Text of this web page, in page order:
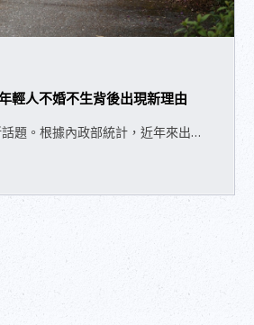
輕人不婚不生背後出現新理由
題。根據內政部統計，近年來出…